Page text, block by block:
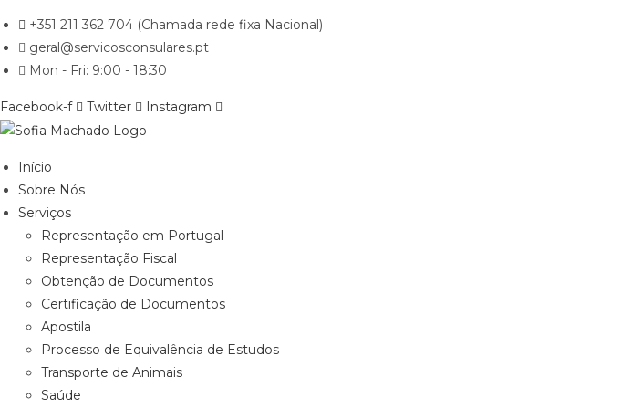
Skip
to
content
+351 211 362 704 (Chamada rede fixa Nacional)
geral@servicosconsulares.pt
Mon - Fri: 9:00 - 18:30
Facebook-f Twitter Instagram
Início
Sobre Nós
Serviços
Representação em Portugal
Representação Fiscal
Obtenção de Documentos
Certificação de Documentos
Apostila
Processo de Equivalência de Estudos
Transporte de Animais
Saúde